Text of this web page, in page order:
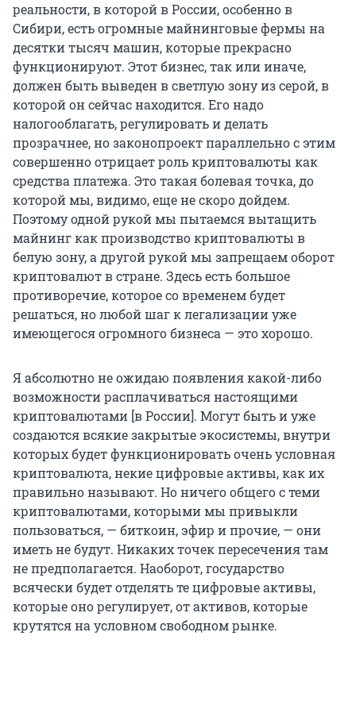
реальности, в которой в России, особенно в
Сибири, есть огромные майнинговые фермы на
десятки тысяч машин, которые прекрасно
функционируют. Этот бизнес, так или иначе,
должен быть выведен в светлую зону из серой, в
которой он сейчас находится. Его надо
налогооблагать, регулировать и делать
прозрачнее, но законопроект параллельно с этим
совершенно отрицает роль криптовалюты как
средства платежа. Это такая болевая точка, до
которой мы, видимо, еще не скоро дойдем.
Поэтому одной рукой мы пытаемся вытащить
майнинг как производство криптовалюты в
белую зону, а другой рукой мы запрещаем оборот
криптовалют в стране. Здесь есть большое
противоречие, которое со временем будет
решаться, но любой шаг к легализации уже
имеющегося огромного бизнеса — это хорошо.
Я абсолютно не ожидаю появления какой-либо
возможности расплачиваться настоящими
криптовалютами [в России]. Могут быть и уже
создаются всякие закрытые экосистемы, внутри
которых будет функционировать очень условная
криптовалюта, некие цифровые активы, как их
правильно называют. Но ничего общего с теми
криптовалютами, которыми мы привыкли
пользоваться, — биткоин, эфир и прочие, — они
иметь не будут. Никаких точек пересечения там
не предполагается. Наоборот, государство
всячески будет отделять те цифровые активы,
которые оно регулирует, от активов, которые
крутятся на условном свободном рынке.